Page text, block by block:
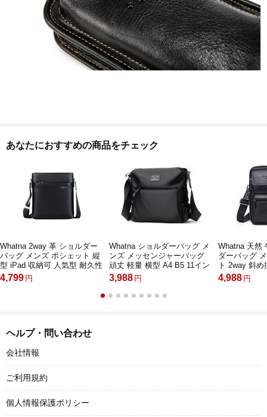
あなたにおすすめの商品をチェック
Whatna 2way 革 ショルダー
バッグ メンズ ポシェット 縦
型 iPad 収納可 人気型 耐久性
革 レザー 縦型 ビジネスバッ
グ メッセンジャーバッグ 斜
4,799 円
Whatna ショルダーバッグ メ
ンズ メッセンジャーバッグ
頑丈 軽量 横型 A4 B5 11イン
チipadpro収納可 オックスフ
ォード布 防水 耐磨耗 ビジネ
スバッグ 小さい 斜めがけ バ
3,988 円
Whatna 天然
ダーバッグ
ト 2way 斜
ッグミニ 胸
レザー 本革
4,988 円
ヘルプ・問い合わせ
会社情報
ご利用規約
個人情報保護ポリシー